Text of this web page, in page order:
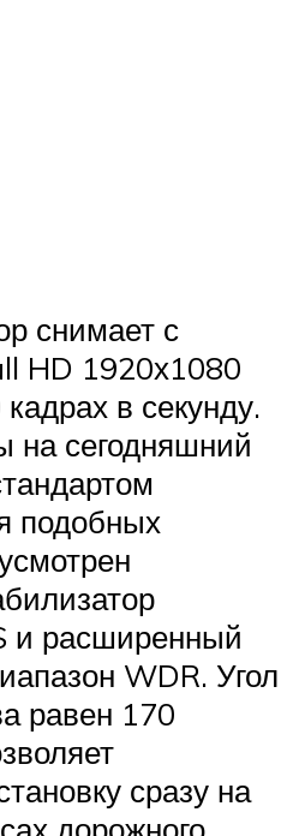
снимает с
HD 1920х1080
в секунду.
на сегодняшний
подобных
и расширенный
WDR. Угол
равен 170
сразу на